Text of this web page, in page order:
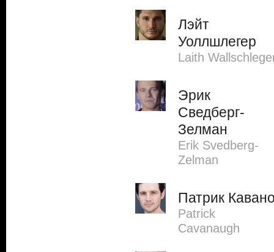
Лэйт
Уоллшлегер
Laith
Эрик
Сведберг-
Зелман
Erik Svedberg-
Zelman
Патрик
Patrick
Cavanaugh